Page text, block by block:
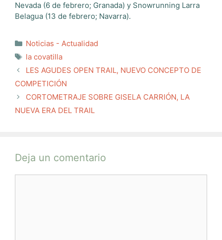
Nevada (6 de febrero; Granada) y Snowrunning Larra
Belagua (13 de febrero; Navarra).
Categorías
Noticias - Actualidad
Etiquetas
la covatilla
LES AGUDES OPEN TRAIL, NUEVO CONCEPTO DE
COMPETICIÓN
CORTOMETRAJE SOBRE GISELA CARRIÓN, LA
NUEVA ERA DEL TRAIL
Deja un comentario